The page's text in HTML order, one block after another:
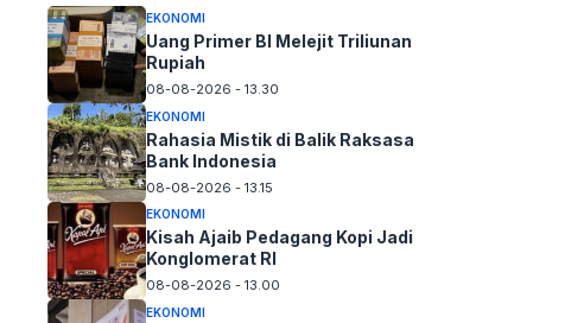
EKONOMI
Uang Primer BI Melejit Triliunan
Rupiah
08-08-2026 - 13.30
EKONOMI
Rahasia Mistik di Balik Raksasa
Bank Indonesia
08-08-2026 - 13.15
EKONOMI
Kisah Ajaib Pedagang Kopi Jadi
Konglomerat RI
08-08-2026 - 13.00
EKONOMI